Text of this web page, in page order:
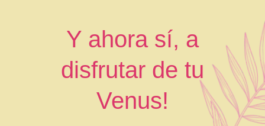
Y ahora sí, a
disfrutar de tu
Venus!